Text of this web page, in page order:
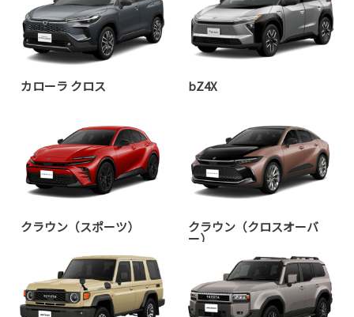
カローラ クロス bZ4X
クラウン（スポーツ） クラウン（クロスオーバ
ー）